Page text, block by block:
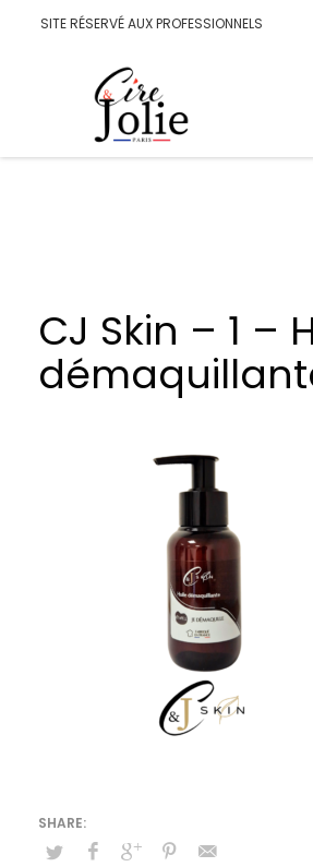
SITE RÉSERVÉ AUX PROFESSIONNELS
CJ Skin – 1 –